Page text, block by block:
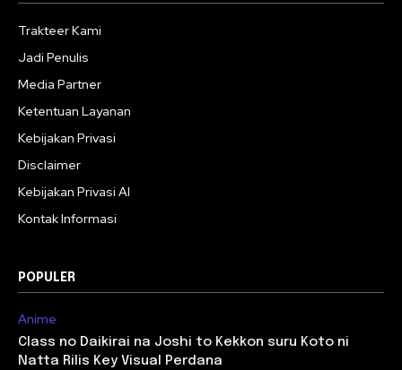
Trakteer Kami
Jadi Penulis
Media Partner
Ketentuan Layanan
Kebijakan Privasi
Disclaimer
Kebijakan Privasi AI
Kontak Informasi
POPULER
Anime
Class no Daikirai na Joshi to Kekkon suru Koto ni
Natta Rilis Key Visual Perdana